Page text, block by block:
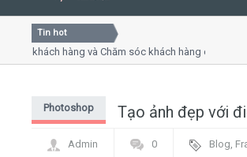
Close
Tin hot
hàng và Chăm sóc khách hàng chuyên nghiệp
Tạo ảnh đẹp với
Photoshop
Admin 0 Blog,